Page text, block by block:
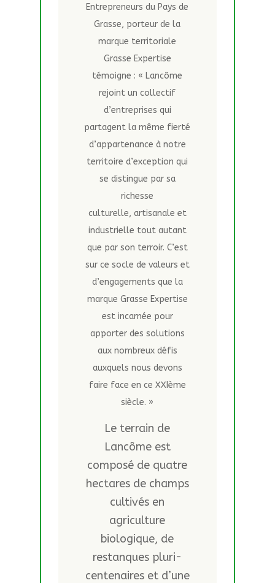
Entrepreneurs du Pays de
Grasse, porteur de la
marque territoriale
Grasse Expertise
témoigne : « Lancôme
rejoint un collectif
d’entreprises qui
partagent la même fierté
d’appartenance à notre
territoire d’exception qui
se distingue par sa
richesse
culturelle, artisanale et
industrielle tout autant
que par son terroir. C’est
sur ce socle de valeurs et
d’engagements que la
marque Grasse Expertise
est incarnée pour
apporter des solutions
aux nombreux défis
auxquels nous devons
faire face en ce XXIème
siècle. »
Le terrain de
Lancôme est
composé de quatre
hectares de champs
cultivés en
agriculture
biologique, de
restanques pluri-
centenaires et d’une